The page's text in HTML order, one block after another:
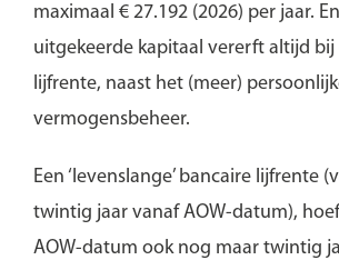
maximaal € 27.192 (2026) per jaar.
uitgekeerde kapitaal vererft altijd bij
lijfrente, naast het (meer)
vermogensbeheer.
Een ‘levenslange’ bancaire lijfrente
twintig jaar vanaf AOW-datum),
AOW-datum ook nog maar twintig